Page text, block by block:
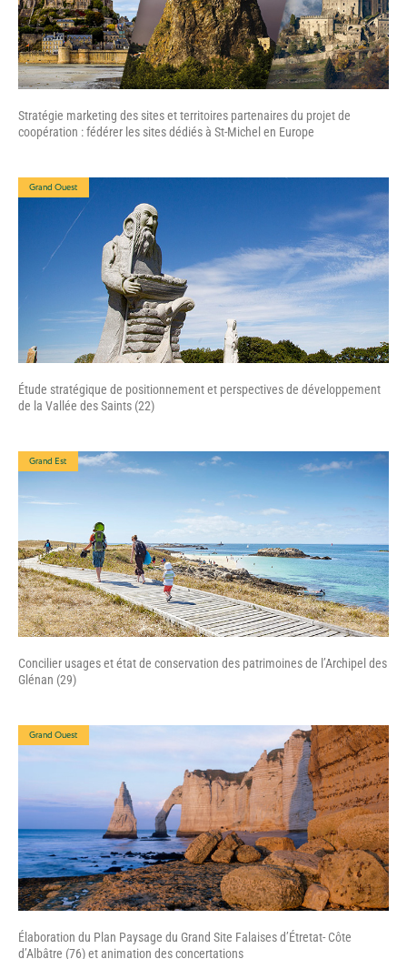
Stratégie marketing des sites et territoires partenaires du projet de
coopération : fédérer les sites dédiés à St-Michel en Europe
Grand Ouest
Étude stratégique de positionnement et perspectives de développement
de la Vallée des Saints (22)
Grand Est
Concilier usages et état de conservation des patrimoines de l’Archipel des
Glénan (29)
Grand Ouest
Élaboration du Plan Paysage du Grand Site Falaises d’Étretat- Côte
d’Albâtre (76) et animation des concertations